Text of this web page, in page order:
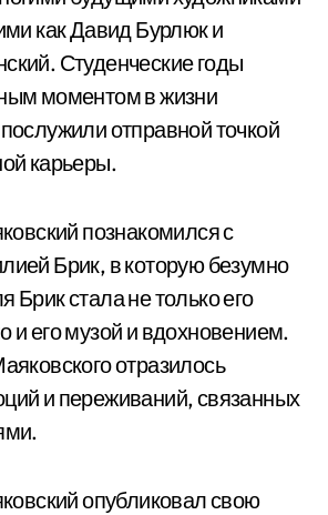
как Давид Бурлюк и
Студенческие годы
моментом в жизни
отправной точкой
карьеры.
познакомился с
Брик, в которую безумно
Брик стала не только его
и его музой и вдохновением.
отразилось
и переживаний, связанных
опубликовал свою